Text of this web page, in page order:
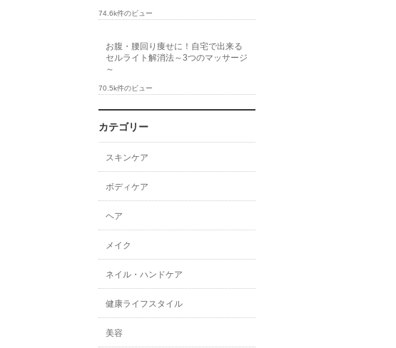
74.6k件のビュー
お腹・腰回り痩せに！自宅で出来る
セルライト解消法～3つのマッサージ
～
70.5k件のビュー
カテゴリー
スキンケア
ボディケア
ヘア
メイク
ネイル・ハンドケア
健康ライフスタイル
美容